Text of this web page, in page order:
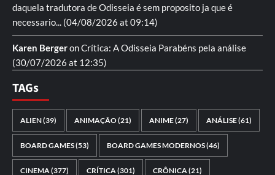
daquela tradutora de Odisseia é sem proposito ja que é
necessario... (04/08/2026 at 09:14)
Karen BergeronCrítica: A Odisseia Parabéns pela análise
(30/07/2026 at 12:35)
TAGs
ALIEN(39) ANIMAÇÃO(21) ANIME(27) ANÁLISE(61)
BOARD GAMES(53) BOARD GAMES MODERNOS(46)
CINEMA(377) CRÍTICA(301) CRÔNICA(21)